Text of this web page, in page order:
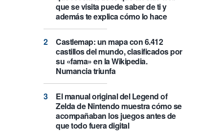
que se visita puede saber de ti y
además te explica cómo lo hace
Castlemap: un mapa con 6.412
castillos del mundo, clasificados por
su «fama» en la Wikipedia.
Numancia triunfa
El manual original del Legend of
Zelda de Nintendo muestra cómo se
acompañaban los juegos antes de
que todo fuera digital